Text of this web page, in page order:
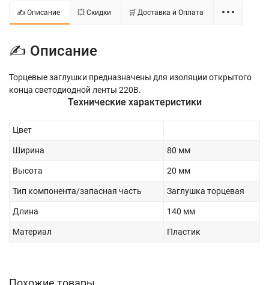
✍ Описание 💥 Скидки 🛒 Доставка и Оплата
✍ Описание
Торцевые заглушки предназначены для изоляции открытого
конца светодиодной ленты 220В.
Технические характеристики
Цвет
Ширина 80 мм
Высота 20 мм
Тип компонента/запасная часть Заглушка торцевая
Длина 140 мм
Материал Пластик